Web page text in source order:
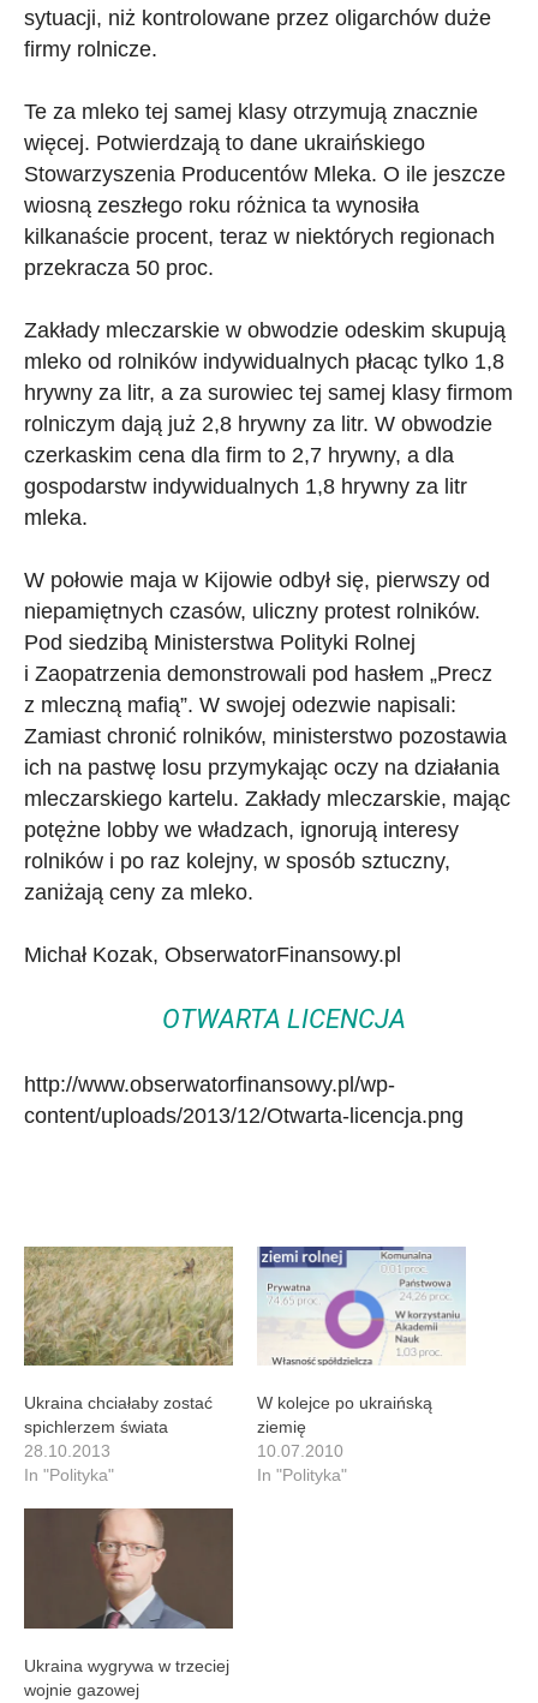
sytuacji, niż kontrolowane przez oligarchów duże
firmy rolnicze.
Te za mleko tej samej klasy otrzymują znacznie
więcej. Potwierdzają to dane ukraińskiego
Stowarzyszenia Producentów Mleka. O ile jeszcze
wiosną zeszłego roku różnica ta wynosiła
kilkanaście procent, teraz w niektórych regionach
przekracza 50 proc.
Zakłady mleczarskie w obwodzie odeskim skupują
mleko od rolników indywidualnych płacąc tylko 1,8
hrywny za litr, a za surowiec tej samej klasy firmom
rolniczym dają już 2,8 hrywny za litr. W obwodzie
czerkaskim cena dla firm to 2,7 hrywny, a dla
gospodarstw indywidualnych 1,8 hrywny za litr
mleka.
W połowie maja w Kijowie odbył się, pierwszy od
niepamiętnych czasów, uliczny protest rolników.
Pod siedzibą Ministerstwa Polityki Rolnej
i Zaopatrzenia demonstrowali pod hasłem „Precz
z mleczną mafią”. W swojej odezwie napisali:
Zamiast chronić rolników, ministerstwo pozostawia
ich na pastwę losu przymykając oczy na działania
mleczarskiego kartelu. Zakłady mleczarskie, mając
potężne lobby we władzach, ignorują interesy
rolników i po raz kolejny, w sposób sztuczny,
zaniżają ceny za mleko.
Michał Kozak, ObserwatorFinansowy.pl
OTWARTA LICENCJA
http://www.obserwatorfinansowy.pl/wp-
content/uploads/2013/12/Otwarta-licencja.png
Ukraina chciałaby zostać
spichlerzem świata
28.10.2013
In "Polityka"
W kolejce po ukraińską
ziemię
10.07.2010
In "Polityka"
Ukraina wygrywa w trzeciej
wojnie gazowej